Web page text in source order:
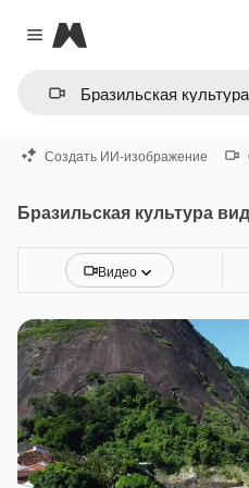
Close menu
Magnific
Создать ИИ-изображение
Бразильская культура
Видео